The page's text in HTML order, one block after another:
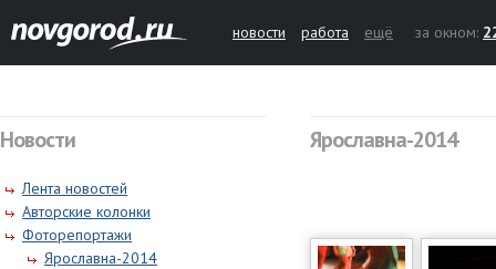
новости работа ещё за окном:
Новости
Лента новостей
Авторские колонки
Фоторепортажи
Ярославна-2014
Ярославна-2014